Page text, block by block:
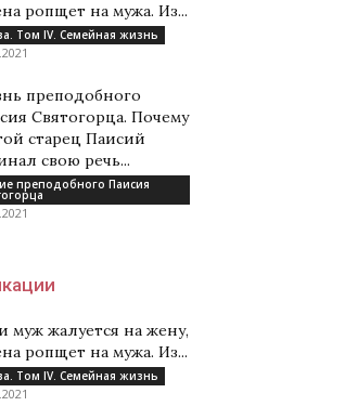
ропщет на мужа. Из...
Том IV. Семейная жизнь
преподобного
Святогорца. Почему
старец Паисий
свою речь...
преподобного Паисия
муж жалуется на жену,
ропщет на мужа. Из...
Том IV. Семейная жизнь